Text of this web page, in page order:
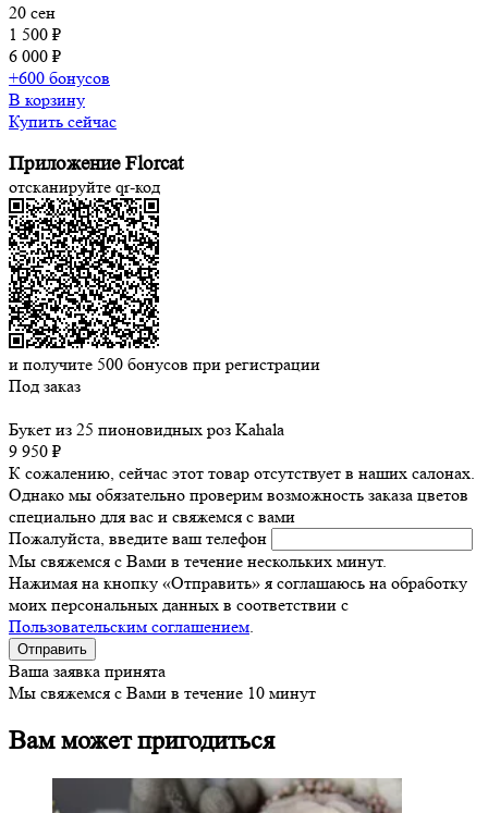
20 сен
1 500 ₽
6 000 ₽
+600 бонусов
В корзину
Купить сейчас
Приложение Florcat
отсканируйте qr-код
и получите 500 бонусов при регистрации
Под заказ
Букет из 25 пионовидных роз Kahala
9 950 ₽
К сожалению, сейчас этот товар отсутствует в наших салонах.
Однако мы обязательно проверим возможность заказа цветов
специально для вас и свяжемся с вами
Пожалуйста, введите ваш телефон
Мы свяжемся с Вами в течение нескольких минут.
Нажимая на кнопку «Отправить» я соглашаюсь на обработку
моих персональных данных в соответствии с
Пользовательским соглашением.
Ваша заявка принята
Мы свяжемся с Вами в течение 10 минут
Вам может пригодиться